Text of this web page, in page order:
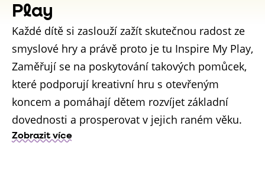
Play
Každé dítě si zaslouží zažít skutečnou radost ze
smyslové hry a právě proto je tu Inspire My Play,
Zaměřují se na poskytování takových pomůcek,
které podporují kreativní hru s otevřeným
koncem a pomáhají dětem rozvíjet základní
dovednosti a prosperovat v jejich raném věku.
Zobrazit více